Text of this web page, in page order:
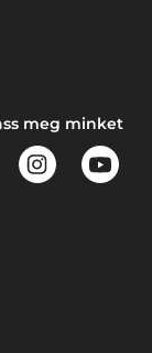
meg minket